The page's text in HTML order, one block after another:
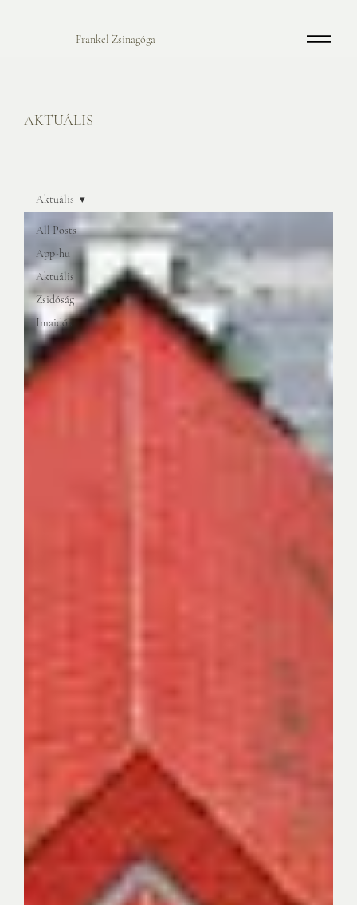
Frankel Zsinagóga
AKTUÁLIS
All Posts
App-hu
Aktuális
Zsidóság
Imaidők
Aktuális